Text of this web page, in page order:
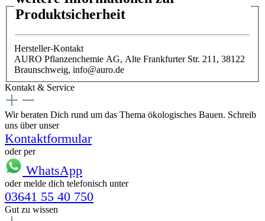
Produktsicherheit
Hersteller-Kontakt
AURO Pflanzenchemie AG, Alte Frankfurter Str. 211, 38122
Braunschweig, info@auro.de
Kontakt & Service
Wir beraten Dich rund um das Thema ökologisches Bauen. Schreib
uns über unser
Kontaktformular
oder per
WhatsApp
oder melde dich telefonisch unter
03641 55 40 750
Gut zu wissen